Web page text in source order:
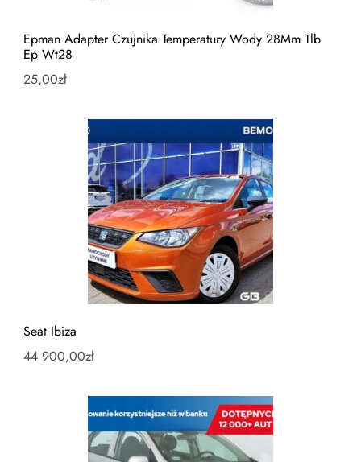
Epman Adapter Czujnika Temperatury Wody 28Mm Tlb
Ep Wt28
25,00zł
Seat Ibiza
44 900,00zł